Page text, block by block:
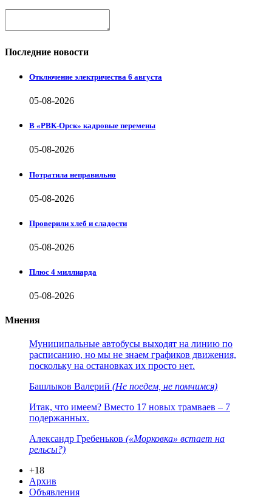
Последние новости
Отключение электричества 6 августа
05-08-2026
В «РВК-Орск» кадровые перемены
05-08-2026
Потратила неправильно
05-08-2026
Проверили хлеб и сладости
05-08-2026
Плюс 4 миллиарда
05-08-2026
Мнения
Муниципальные автобусы выходят на линию по
расписанию, но мы не знаем графиков движения,
поскольку на остановках их просто нет.
Башлыков Валерий (Не поедем, не помчимся)
Итак, что имеем? Вместо 17 новых трамваев – 7
подержанных.
Александр Гребеньков («Морковка» встает на
рельсы?)
+18
Архив
Объявления